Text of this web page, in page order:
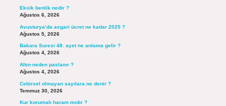
Eksik benlik nedir ?
Ağustos 6, 2026
Avusturya’da asgari ücret ne kadar 2025 ?
Ağustos 5, 2026
Bakara Suresi 48. ayet ne anlama gelir ?
Ağustos 4, 2026
Altın neden paslanır ?
Ağustos 4, 2026
Cebirsel olmayan sayılara ne denir ?
Temmuz 30, 2026
Kur korumalı haram mıdır ?